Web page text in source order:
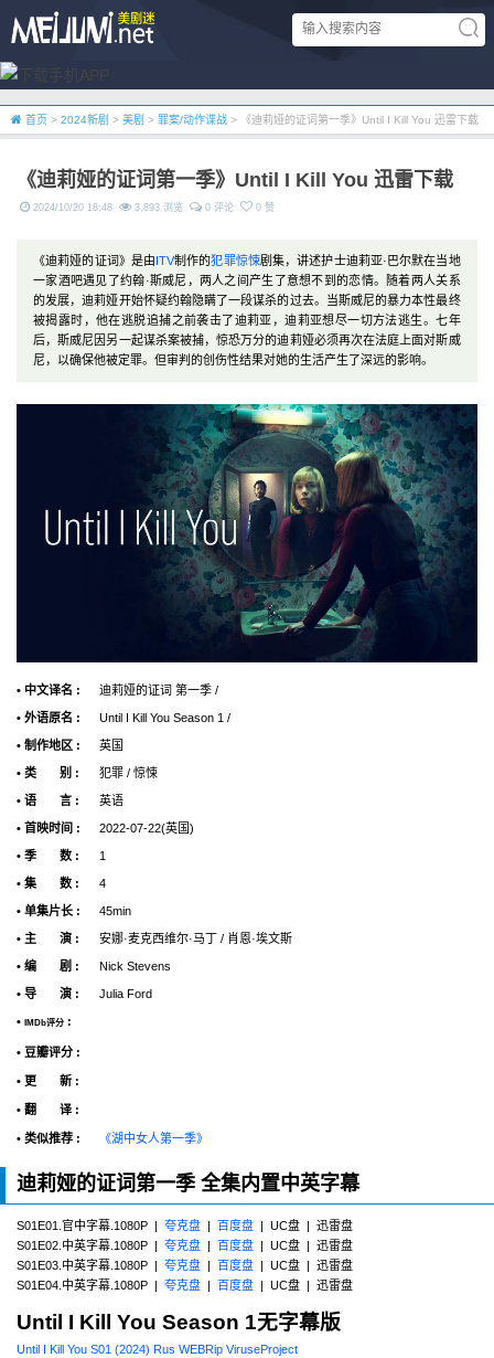
首页 > 2024新剧 > 美剧 > 罪案/动作谍战 > 《迪莉娅的证词第一季》Until I Kill You 迅雷下载
《迪莉娅的证词第一季》Until I Kill You 迅雷下载
2024/10/20 18:48 3,893 浏览 0 评论 0 赞
《迪莉娅的证词》是由ITV制作的犯罪惊悚剧集，讲述护士迪莉亚·巴尔默在当地
一家酒吧遇见了约翰·斯威尼，两人之间产生了意想不到的恋情。随着两人关系
的发展，迪莉娅开始怀疑约翰隐瞒了一段谋杀的过去。当斯威尼的暴力本性最终
被揭露时，他在逃脱追捕之前袭击了迪莉亚，迪莉亚想尽一切方法逃生。七年
后，斯威尼因另一起谋杀案被捕，惊恐万分的迪莉娅必须再次在法庭上面对斯威
尼，以确保他被定罪。但审判的创伤性结果对她的生活产生了深远的影响。
• 中文译名 : 迪莉娅的证词 第一季 /
• 外语原名 : Until I Kill You Season 1 /
• 制作地区 : 英国
• 类 别 : 犯罪 / 惊悚
• 语 言 : 英语
• 首映时间 : 2022-07-22(英国)
• 季 数 : 1
• 集 数 : 4
• 单集片长 : 45min
• 主 演 : 安娜·麦克西维尔·马丁 / 肖恩·埃文斯
• 编 剧 : Nick Stevens
• 导 演 : Julia Ford
• IMDb评分 :
• 豆瓣评分 :
• 更 新 :
• 翻 译 :
• 类似推荐 : 《湖中女人第一季》
迪莉娅的证词第一季 全集内置中英字幕
S01E01.官中字幕.1080P | 夸克盘 | 百度盘 | UC盘 | 迅雷盘
S01E02.中英字幕.1080P | 夸克盘 | 百度盘 | UC盘 | 迅雷盘
S01E03.中英字幕.1080P | 夸克盘 | 百度盘 | UC盘 | 迅雷盘
S01E04.中英字幕.1080P | 夸克盘 | 百度盘 | UC盘 | 迅雷盘
Until I Kill You Season 1无字幕版
Until I Kill You S01 (2024) Rus WEBRip ViruseProject